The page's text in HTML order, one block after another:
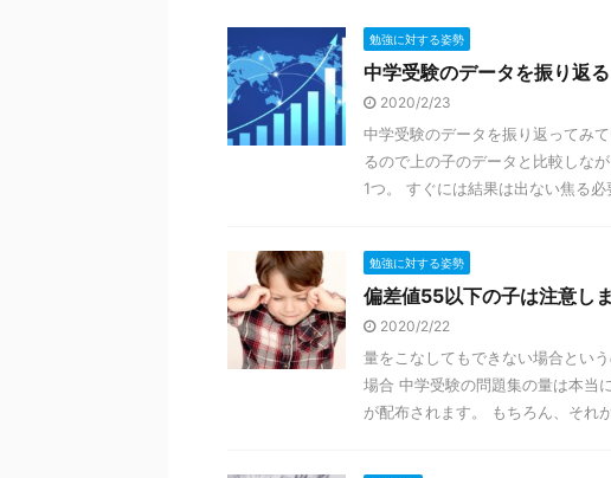
勉強に対する姿勢
中学受験のデータを振り返る
2020/2/23
中学受験のデータを振り返ってみ
るので上の子のデータと比較しな
1つ。 すぐには結果は出ない焦る必
勉強に対する姿勢
偏差値55以下の子は注意しま
2020/2/22
量をこなしてもできない場合とい
場合 中学受験の問題集の量は本当
が配布されます。 もちろん、それ